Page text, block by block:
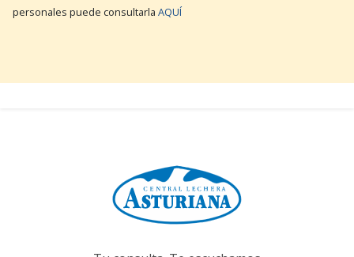
personales puede consultarla AQUÍ